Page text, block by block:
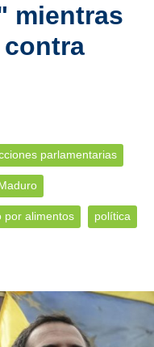
mientras
parlamentarias
por alimentos política